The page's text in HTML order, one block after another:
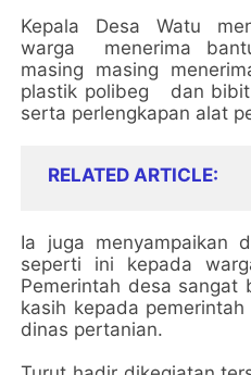
Kepala Desa Watu
warga menerima
masing masing
plastik polibeg dan bibit
serta perlengkapan alat
RELATED ARTICLE
Ia juga menyampaikan
seperti ini kepada
Pemerintah desa sangat
kasih kepada
dinas pertanian.